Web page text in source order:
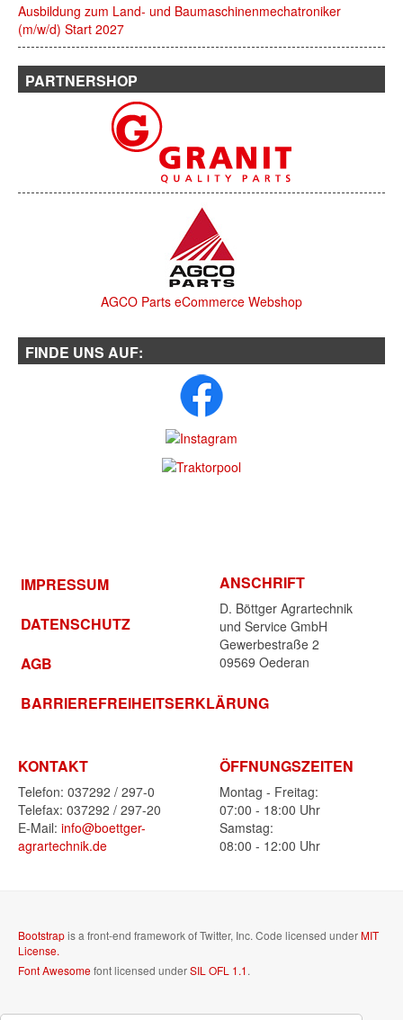
Ausbildung zum Land- und Baumaschinenmechatroniker
(m/w/d) Start 2027
PARTNERSHOP
AGCO Parts eCommerce Webshop
FINDE UNS AUF:
IMPRESSUM
DATENSCHUTZ
AGB
BARRIEREFREIHEITSERKLÄRUNG
ANSCHRIFT
D. Böttger Agrartechnik
und Service GmbH
Gewerbestraße 2
09569 Oederan
KONTAKT
Telefon: 037292 / 297-0
Telefax: 037292 / 297-20
E-Mail: info@boettger-
agrartechnik.de
ÖFFNUNGSZEITEN
Montag - Freitag:
07:00 - 18:00 Uhr
Samstag:
08:00 - 12:00 Uhr
Bootstrapis a front-end framework of Twitter, Inc. Code licensed underMIT
License.
Font Awesomefont licensed underSIL OFL 1.1.